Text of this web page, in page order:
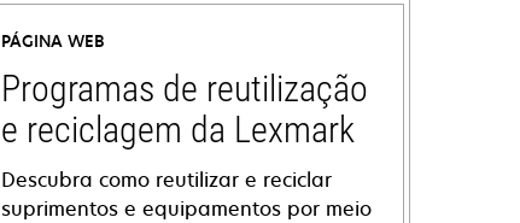
PÁGINA WEB
Programas de reutilização
e reciclagem da Lexmark
Descubra como reutilizar e reciclar
suprimentos e equipamentos por meio